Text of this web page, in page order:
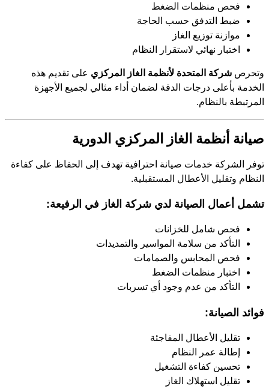
فحص منظمات الضغط
ضبط التدفق حسب الحاجة
موازنة توزيع الغاز
اختبار نهائي لاستقرار النظام
وتحرص شركة المتحدة لأنظمة الغاز المركزي على تقديم هذه
الخدمة بأعلى درجات الدقة لضمان أداء مثالي لجميع الأجهزة
المرتبطة بالنظام.
صيانة أنظمة الغاز المركزي الدورية
توفر الشركة خدمات صيانة احترافية تهدف إلى الحفاظ على كفاءة
النظام وتقليل الأعطال المستقبلية.
تشمل أعمال الصيانة لدي شركة الغاز في الرفيعة:
فحص شامل للخزانات
التأكد من سلامة المواسير والتمديدات
فحص المحابس والصمامات
اختبار منظمات الضغط
التأكد من عدم وجود أي تسربات
فوائد الصيانة:
تقليل الأعطال المفاجئة
إطالة عمر النظام
تحسين كفاءة التشغيل
تقليل استهلاك الغاز